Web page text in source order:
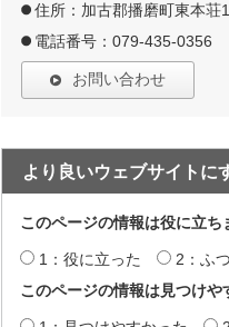
住所：加古郡播磨町東本荘
電話番号：079-435-0356
お問い合わせ
より良いウェブサイトに
このページの情報は役に立ち
1：役に立った 2：ふ
このページの情報は見つけや